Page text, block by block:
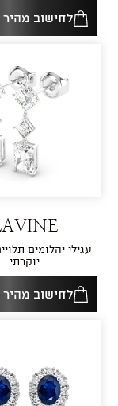
לחישוב מהיר
עגילי יהלומים
יוקרתי
לחישוב מהיר